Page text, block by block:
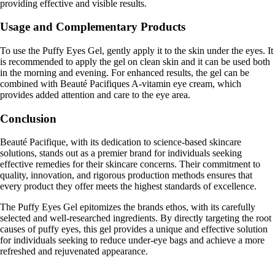
providing effective and visible results.
Usage and Complementary Products
To use the Puffy Eyes Gel, gently apply it to the skin under the eyes. It
is recommended to apply the gel on clean skin and it can be used both
in the morning and evening. For enhanced results, the gel can be
combined with Beauté Pacifiques A-vitamin eye cream, which
provides added attention and care to the eye area.
Conclusion
Beauté Pacifique, with its dedication to science-based skincare
solutions, stands out as a premier brand for individuals seeking
effective remedies for their skincare concerns. Their commitment to
quality, innovation, and rigorous production methods ensures that
every product they offer meets the highest standards of excellence.
The Puffy Eyes Gel epitomizes the brands ethos, with its carefully
selected and well-researched ingredients. By directly targeting the root
causes of puffy eyes, this gel provides a unique and effective solution
for individuals seeking to reduce under-eye bags and achieve a more
refreshed and rejuvenated appearance.